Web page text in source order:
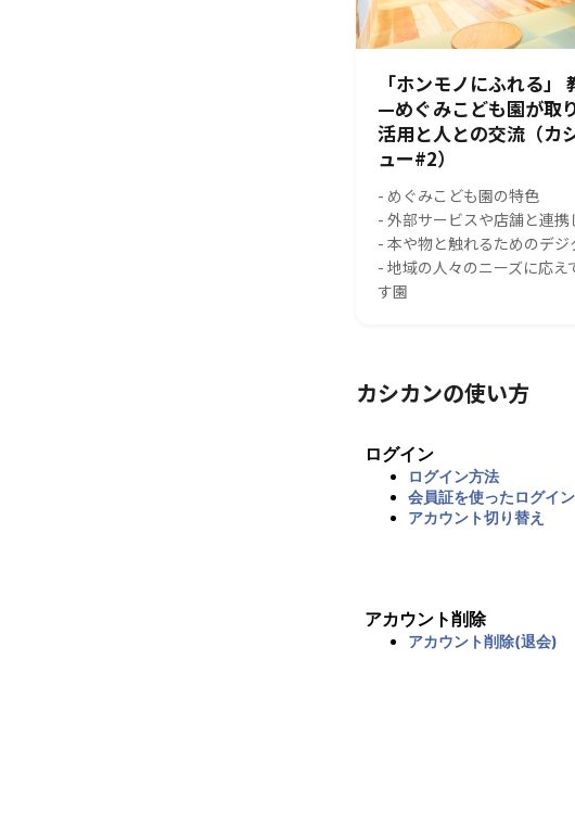
「ホンモノにふれる」
—めぐみこども園が取
活用と人との交流（カ
ュー#2）
- めぐみこども園の特色
- 外部サービスや店舗と連
- 本や物と触れるためのデジ
- 地域の人々のニーズに応え
す園
カシカンの使い方
ログイン
ログイン方法
会員証を使ったログイン
アカウント切り替え
アカウント削除
アカウント削除(退会)